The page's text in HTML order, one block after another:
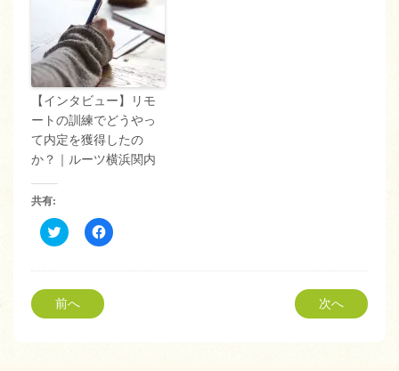
【インタビュー】リモ
ートの訓練でどうやっ
て内定を獲得したの
か？｜ルーツ横浜関内
共有:
ク
リ
し
て
Twitter
で
共
Facebook
で
す
前へ 次へ